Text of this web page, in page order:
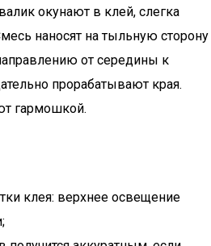
окунают в клей, слегка
наносят на тыльную сторону
от середины к
прорабатывают края.
гармошкой.
клея: верхнее освещение